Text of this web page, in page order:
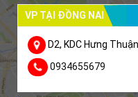
VP TẠI ĐỒNG NAI
D2, KDC Hưng
0934655679